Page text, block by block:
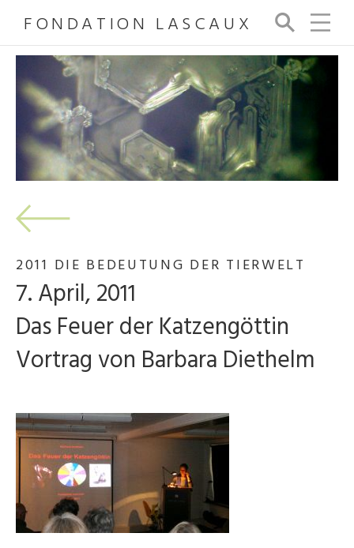
FONDATION LASCAUX
Su
ch
e
2011 DIE BEDEUTUNG DER TIERWELT
7. April, 2011
Das Feuer der Katzengöttin
Vortrag von Barbara Diethelm